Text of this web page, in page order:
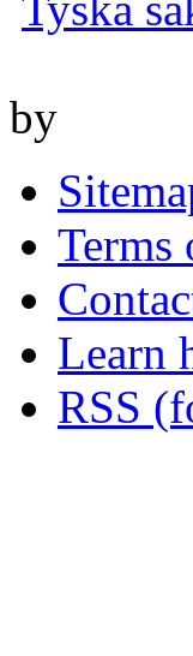
by
Terms
Learn
RSS